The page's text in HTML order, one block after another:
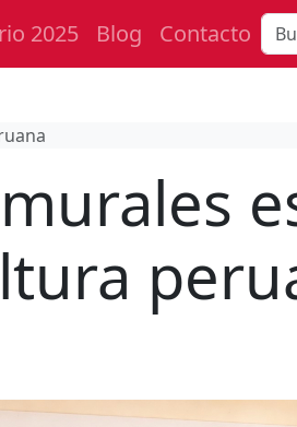
2025 Blog Contacto